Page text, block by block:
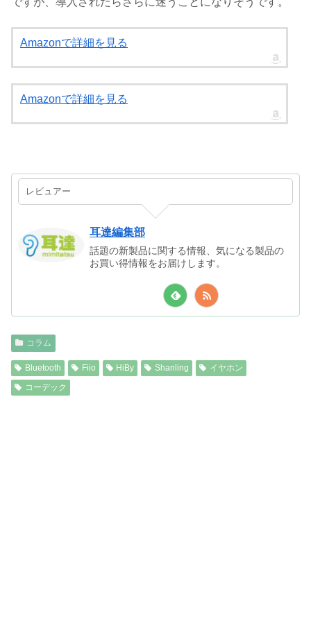
Amazonで詳細を見る
Amazonで詳細を見る
レビュアー
耳達編集部
話題の新製品に関する情報、気になる製品の
お買い得情報をお届けします。
コラム
Bluetooth Fiio HiBy Shanling
イヤホン
コーデック